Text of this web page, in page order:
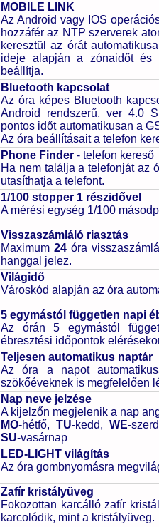
MOBILE LINK
Az Android vagy IOS
hozzáfér az NTP szerverek
keresztül az órát
ideje alapján a zónaidőt és
beállítja.
Bluetooth kapcsolat
Az óra képes Bluetooth
Android rendszerű, ver 4.0
pontos időt automatikusan a
Az óra beállításait a telefon
Phone Finder - telefon kereső
Ha nem találja a telefonját az
utasíthatja a telefont.
1/100 stopper 1 részidővel
A mérési egység 1/100
Visszaszámláló riasztás
Maximum24 óra
hanggal jelez.
Világidő
Városkód alapján az óra
5 egymástól független napi
Az órán 5 egymástól
ébresztési időpontok
Teljesen automatikus naptár
Az óra a napot
szökőéveknek is megfelelően
Nap neve jelzése
A kijelzőn megjelenik a nap
MO-hétfő,TU-kedd,WE-
SU-vasárnap
LED-LIGHT világítás
Az óra gombnyomásra
Zafír kristályüveg
Fokozottan karcálló zafír
karcolódik, mint a kristályüveg.